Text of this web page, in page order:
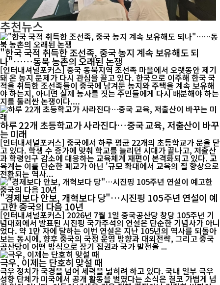
추천뉴스
"한국 국적 취득한 조선족, 중국 농지 계속 보유해도 되
나"……동북 농촌의 오래된 논쟁
[인터내셔널포커스] 중국 동북지역 조선족 마을에서 오랫동안 제기
돼 온 농지 문제가 다시 관심을 끌고 있다. 한국으로 이주해 한국 국
적을 취득한 조선족들이 중국에 남겨둔 농지와 주택을 계속 보유해
야 하는지, 아니면 실제 농사를 짓는 주민들에게 다시 배분해야 하는
지를 둘러싼 논쟁이다....
하루 22개 초등학교가 사라진다…중국 교육, 저출산이 바꾸
는 미래
[인터내셔널포커스] 중국에서 하루 평균 22개의 초등학교가 문을 닫
고 있다. 학생 수 증가에 맞춰 학교를 늘리던 시대가 끝나고, 저출산
과 학령인구 감소에 대응하는 교육체계 재편이 본격화되고 있다. 교
육계는 이를 단순한 폐교가 아닌 '규모 확대에서 교육의 질 향상으로
전환되는 역사...
"경제보다 안보, 개혁보다 당"…시진핑 105주년 연설이 예
고한 중국의 다음 10년
[인터내셔널포커스] 2026년 7월 1일 중국공산당 창당 105주년 기
념대회에서 발표된 시진핑 국가주석의 연설은 단순한 기념사가 아니
었다. 약 1만 자에 달하는 이번 연설은 지난 105년의 역사를 되돌아
보는 동시에, 향후 중국의 국정 운영 방향과 대외전략, 그리고 중국
공산당이 어떤 방식으로 장기 집권과 국가 발전을 ...
극우, 이제는 단호히 맞설 때
극우 정치가 국경을 넘어 세력을 넓히려 하고 있다. 국내 일부 극우
성향 단체가 미국에서 공개 활동을 벌였다는 소식은 결코 가볍게 넘